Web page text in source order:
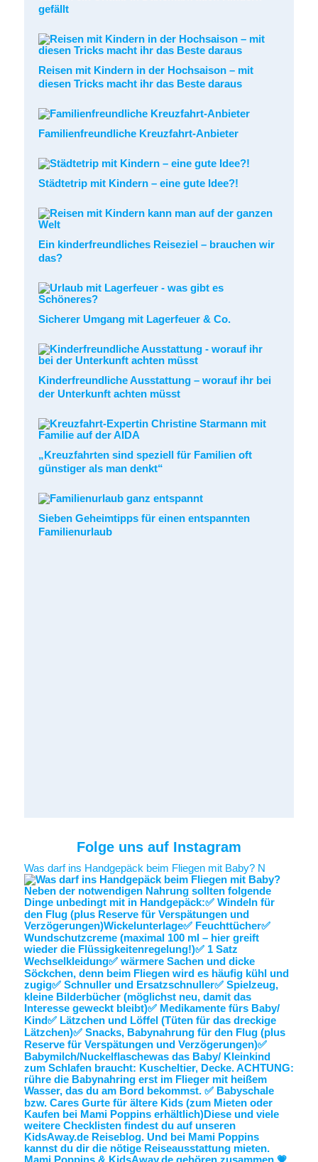
gefällt
Reisen mit Kindern in der Hochsaison – mit
diesen Tricks macht ihr das Beste daraus
Familienfreundliche Kreuzfahrt-Anbieter
Städtetrip mit Kindern – eine gute Idee?!
Ein kinderfreundliches Reiseziel – brauchen wir
das?
Sicherer Umgang mit Lagerfeuer & Co.
Kinderfreundliche Ausstattung – worauf ihr bei
der Unterkunft achten müsst
„Kreuzfahrten sind speziell für Familien oft
günstiger als man denkt“
Sieben Geheimtipps für einen entspannten
Familienurlaub
Folge uns auf Instagram
Was darf ins Handgepäck beim Fliegen mit Baby? N